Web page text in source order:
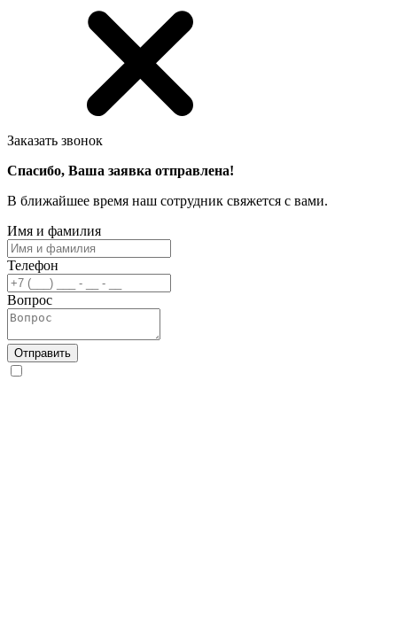
Заказать звонок
Спасибо, Ваша заявка отправлена!
В ближайшее время наш сотрудник свяжется с вами.
Имя и фамилия
Телефон
Вопрос
Отправить